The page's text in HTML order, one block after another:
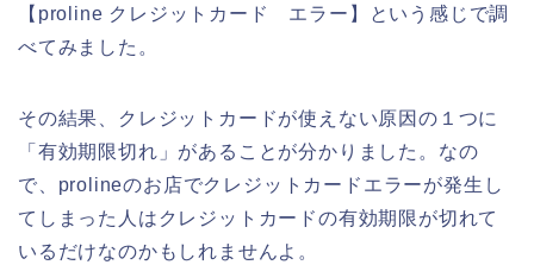
【proline クレジットカード エラー】という感じで調
べてみました。
その結果、クレジットカードが使えない原因の１つに
「有効期限切れ」があることが分かりました。なの
で、prolineのお店でクレジットカードエラーが発生し
てしまった人はクレジットカードの有効期限が切れて
いるだけなのかもしれませんよ。